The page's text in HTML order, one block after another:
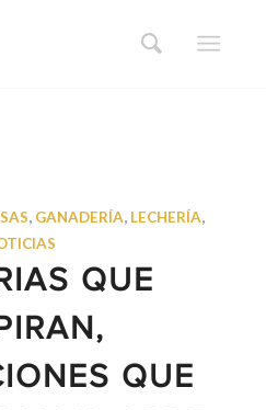
, GANADERÍA, LECHERÍA,
QUE
QUE